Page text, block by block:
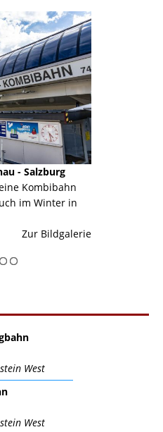
- Salzburg
Kombibahn
im Winter in
Zur Bildgalerie
West
West